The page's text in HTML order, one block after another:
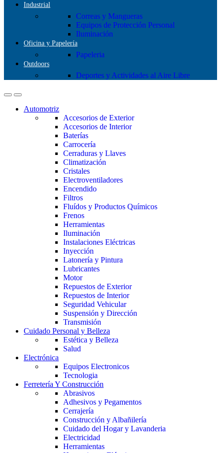
Industrial
Correas y Mangueras
Equipos de Protección Personal
Iluminación
Oficina y Papelería
Papeleria
Outdoors
Deportes y Actividades al Aire Libre
Automotriz
Accesorios de Exterior
Accesorios de Interior
Baterías
Carrocería
Cerraduras y Llaves
Climatización
Cristales
Electroventiladores
Encendido
Filtros
Fluídos y Productos Químicos
Frenos
Herramientas
Iluminación
Instalaciones Eléctricas
Inyección
Latonería y Pintura
Lubricantes
Motor
Repuestos de Exterior
Repuestos de Interior
Seguridad Vehicular
Suspensión y Dirección
Transmisión
Cuidado Personal y Belleza
Estética y Belleza
Salud
Electrónica
Equipos Electronicos
Tecnologia
Ferretería Y Construcción
Abrasivos
Adhesivos y Pegamentos
Cerrajería
Construcción y Albañilería
Cuidado del Hogar y Lavanderia
Electricidad
Herramientas